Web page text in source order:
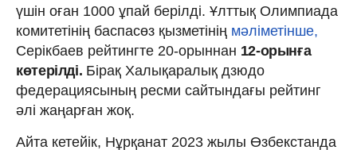
үшін оған 1000 ұпай берілді. Ұлттық Олимпиада
комитетінің баспасөз қызметінің мәліметінше,
Серікбаев рейтингте 20-орыннан 12-орынға
көтерілді. Бірақ Халықаралық дзюдо
федерациясының ресми сайтындағы рейтинг
әлі жаңарған жоқ.
Айта кетейік, Нұрқанат 2023 жылы Өзбекстанда